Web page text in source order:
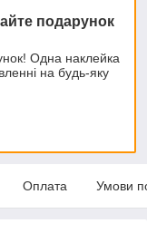
подарунок
Одна наклейка
на будь-яку
Оплата Умови